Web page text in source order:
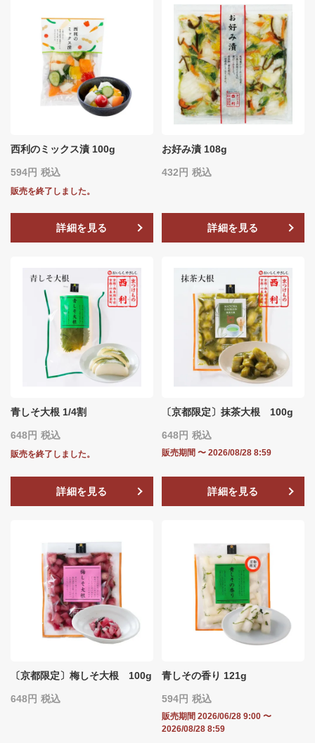
西利のミックス漬 100g
594 税込
販売を終了しました。
詳細を見る
お好み漬 108g
432 税込
詳細を見る
青しそ大根 1/4割
648 税込
販売を終了しました。
詳細を見る
〔京都限定〕抹茶大根 100g
648 税込
販売期間 〜 2026/08/28 8:59
詳細を見る
〔京都限定〕梅しそ大根 100g
648 税込
青しその香り 121g
594 税込
販売期間 2026/06/28 9:00 〜
2026/08/28 8:59